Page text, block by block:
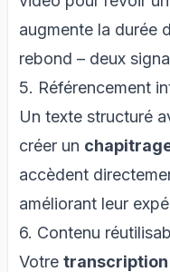
augmente la durée
rebond – deux
5. Référencement
Un texte structuré
créer un
accèdent
améliorant leur
6. Contenu
Votre